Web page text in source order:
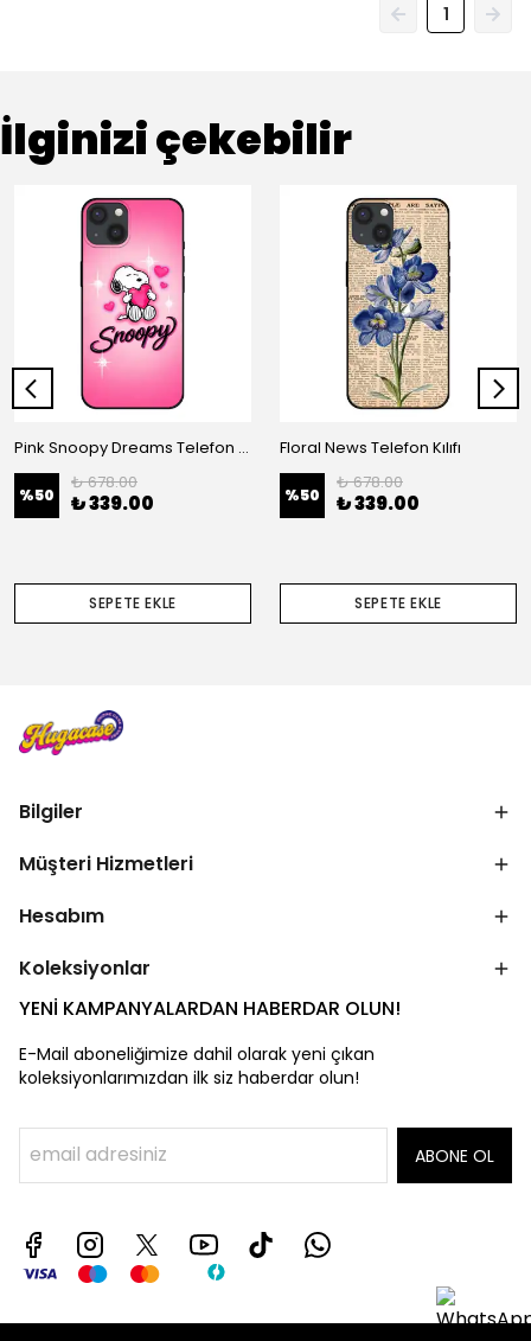
1
İlginizi çekebilir
Pink Snoopy Dreams Telefon Kılıfı
%50
₺ 678.00
₺ 339.00
SEPETE EKLE
Floral News Telefon Kılıfı
%50
₺ 678.00
₺ 339.00
SEPETE EKLE
Bilgiler
Müşteri Hizmetleri
Hesabım
Koleksiyonlar
YENİ KAMPANYALARDAN HABERDAR OLUN!
E-Mail aboneliğimize dahil olarak yeni çıkan
koleksiyonlarımızdan ilk siz haberdar olun!
ABONE OL